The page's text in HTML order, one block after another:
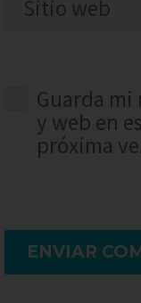
Guarda
y web en
próxima
ENVIAR